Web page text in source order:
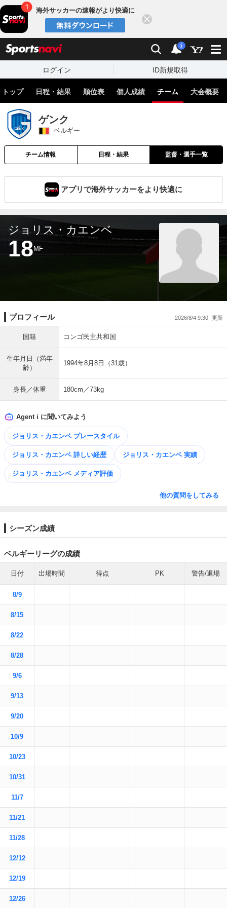
海外サッカーの速報がより快適に
検索 通知
i
ログイン ID新規取得
トップ 日程・結果 順位表 個人成績 チーム 大会概要
ゲンク
ベルギー
チーム情報 日程・結果 監督・選手一覧
アプリで海外サッカーをより快適に
ジョリス・カエンベ
18 MF
プロフィール 2026/8/4 9:30
国籍 コンゴ民主共和国
生年月日（満年
齢）
1994年8月8日（31歳）
身長／体重 180cm／73kg
Agent i に聞いてみよう
ジョリス・カエンベ プレースタイル
ジョリス・カエンベ 詳しい経歴 ジョリス・カエンベ 実績
ジョリス・カエンベ メディア評価
他の質問をしてみる
シーズン成績
ベルギーリーグの成績
日付 出場時間 得点 PK 警告/退場
8/9
8/15
8/22
8/28
9/6
9/13
9/20
10/9
10/23
10/31
11/7
11/21
11/28
12/12
12/19
12/26